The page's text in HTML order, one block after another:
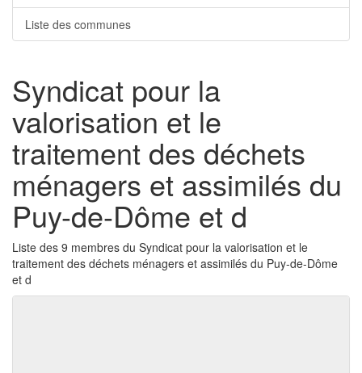
Liste des communes
Syndicat pour la
valorisation et le
traitement des déchets
ménagers et assimilés du
Puy-de-Dôme et d
Liste des 9 membres du Syndicat pour la valorisation et le
traitement des déchets ménagers et assimilés du Puy-de-Dôme
et d